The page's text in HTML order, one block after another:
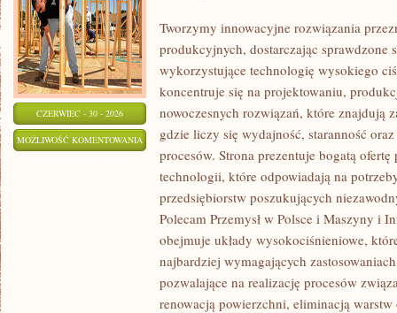
CZERWIEC - 30 - 2026
MOŻLIWOŚĆ KOMENTOWANIA BEZPIECZEŃSTWO
NORMY
Tworzymy innowacyjne rozwiązania
produkcyjnych, dostarczając sprawdzone
wykorzystujące technologię wysokiego
koncentruje się na projektowaniu,
nowoczesnych rozwiązań, które znajdują
gdzie liczy się wydajność, staranność
procesów. Strona prezentuje bogatą ofertę
technologii, które odpowiadają na
przedsiębiorstw poszukujących
Polecam Przemysł w Polsce i Maszyny i
obejmuje układy wysokociśnieniowe,
najbardziej wymagających
pozwalające na realizację procesów
renowacją powierzchni, eliminacją